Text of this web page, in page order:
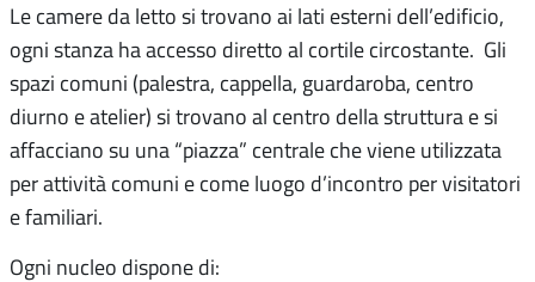
Le camere da letto si trovano ai lati esterni dell’edificio,
ogni stanza ha accesso diretto al cortile circostante. Gli
spazi comuni (palestra, cappella, guardaroba, centro
diurno e atelier) si trovano al centro della struttura e si
affacciano su una “piazza” centrale che viene utilizzata
per attività comuni e come luogo d’incontro per visitatori
e familiari.
Ogni nucleo dispone di: